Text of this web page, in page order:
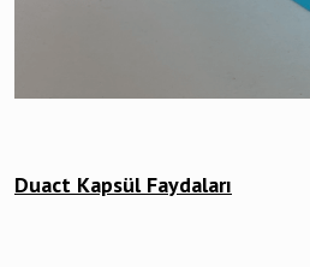
Duact Kapsül Faydaları